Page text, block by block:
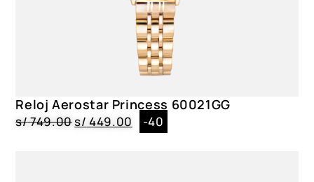
Reloj Aerostar Princess 60021GG
s/749.00s/ 449.00 -40